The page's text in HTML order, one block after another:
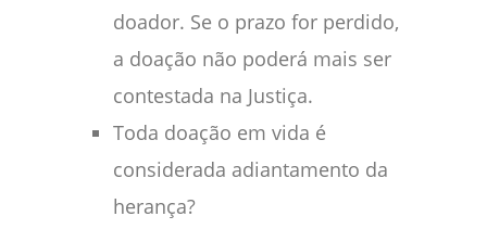
doador. Se o prazo for perdido,
a doação não poderá mais ser
contestada na Justiça.
Toda doação em vida é
considerada adiantamento da
herança?